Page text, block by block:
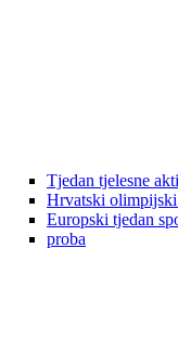
Tjedan tjelesne
Hrvatski
Europski tjedan
proba